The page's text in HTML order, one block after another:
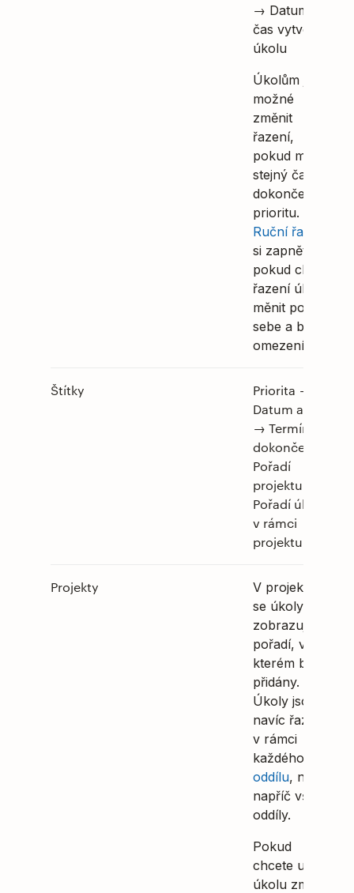
→ Datum a
čas vytvoření
úkolu
Úkolům je
možné
změnit
řazení,
pokud mají
stejný čas
dokončení a
prioritu.
Ruční řazení
si zapněte,
pokud chcete
řazení úkolů
měnit podle
sebe a bez
omezení.
Štítky
Priorita →
Datum a čas
→ Termín
dokončení →
Pořadí
projektu →
Pořadí úkolu
v rámci
projektu
Projekty
V projektech
se úkoly
zobrazují v
pořadí, ve
kterém byly
přidány.
Úkoly jsou
navíc řazeny
v rámci
každého
oddílu, ne
napříč všemi
oddíly.
Pokud
chcete u
úkolu změnit